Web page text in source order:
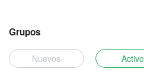
Grupos
Nuevos Activo